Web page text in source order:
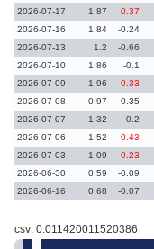
2026-07-17 1.87 0.37
2026-07-16 1.84 -0.24
2026-07-13 1.2 -0.66
2026-07-10 1.86 -0.1
2026-07-09 1.96 0.33
2026-07-08 0.97 -0.35
2026-07-07 1.32 -0.2
2026-07-06 1.52 0.43
2026-07-03 1.09 0.23
2026-06-30 0.59 -0.09
2026-06-16 0.68 -0.07
csv: 0.011420011520386